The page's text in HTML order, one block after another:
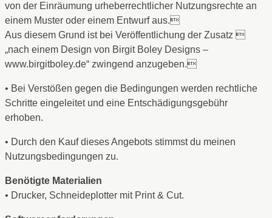
von der Einräumung urheberrechtlicher Nutzungsrechte an
einem Muster oder einem Entwurf aus.
Aus diesem Grund ist bei Veröffentlichung der Zusatz 
„nach einem Design von Birgit Boley Designs –
www.birgitboley.de“ zwingend anzugeben.
• Bei Verstößen gegen die Bedingungen werden rechtliche
Schritte eingeleitet und eine Entschädigungsgebühr
erhoben.
• Durch den Kauf dieses Angebots stimmst du meinen
Nutzungsbedingungen zu.
Benötigte Materialien
• Drucker, Schneideplotter mit Print & Cut.